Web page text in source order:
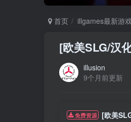
首页 illgames最新游
[欧美SLG/汉
illusion
9个月前更新
免费资源 [欧美